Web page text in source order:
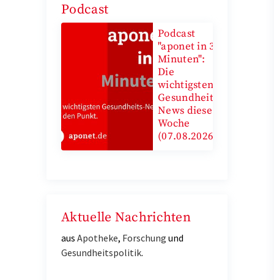
Podcast
Podcast
"aponet in 3
Minuten":
Die
wichtigsten
Gesundheits-
News diese
Woche
(07.08.2026)
Aktuelle Nachrichten
aus Apotheke, Forschung und
Gesundheitspolitik.